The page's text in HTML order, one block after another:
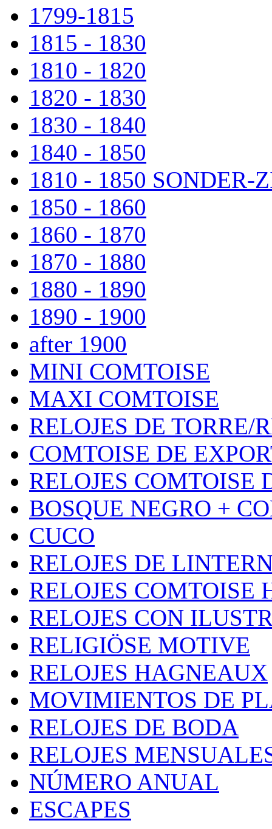
1799-1815
1815 - 1830
1810 - 1820
1820 - 1830
1830 - 1840
1840 - 1850
1810 - 1850 SONDER-
1850 - 1860
1860 - 1870
1870 - 1880
1880 - 1890
1890 - 1900
after 1900
MINI COMTOISE
MAXI COMTOISE
RELOJES DE TORRE/
COMTOISE DE
RELOJES COMTOISE
BOSQUE NEGRO +
CUCO
RELOJES DE
RELOJES COMTOISE
RELOJES CON
RELIGIÖSE MOTIVE
RELOJES HAGNEAUX
MOVIMIENTOS DE
RELOJES DE BODA
RELOJES
NÚMERO ANUAL
ESCAPES